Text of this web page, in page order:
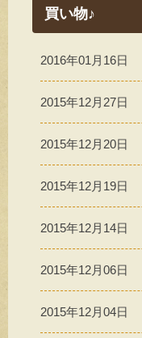
買い物♪
2016年01月16日
2015年12月27日
2015年12月20日
2015年12月19日
2015年12月14日
2015年12月06日
2015年12月04日